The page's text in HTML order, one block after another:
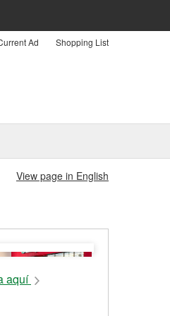
Ad Shopping List
View page in English
aquí